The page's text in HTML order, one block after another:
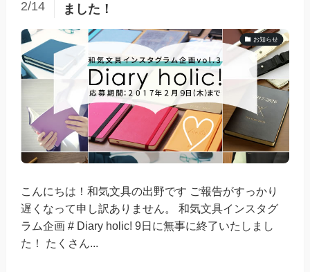
ました！
2/14
お知らせ
こんにちは！和気文具の出野です ご報告がすっかり
遅くなって申し訳ありません。 和気文具インスタグ
ラム企画 # Diary holic! 9日に無事に終了いたしまし
た！ たくさん...